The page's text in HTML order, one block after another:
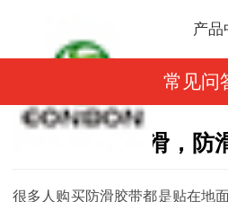
产品
常见问
防护服鞋底太滑，防
很多人购买防滑胶带都是贴在地